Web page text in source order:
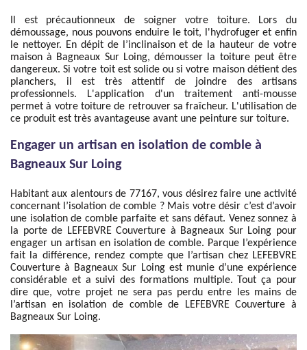
Il est précautionneux de soigner votre toiture. Lors du
démoussage, nous pouvons enduire le toit, l'hydrofuger et enfin
le nettoyer. En dépit de l’inclinaison et de la hauteur de votre
maison à Bagneaux Sur Loing, démousser la toiture peut être
dangereux. Si votre toit est solide ou si votre maison détient des
planchers, il est très attentif de joindre des artisans
professionnels. L'application d'un traitement anti-mousse
permet à votre toiture de retrouver sa fraîcheur. L'utilisation de
ce produit est très avantageuse avant une peinture sur toiture.
Engager un artisan en isolation de comble à
Bagneaux Sur Loing
Habitant aux alentours de 77167, vous désirez faire une activité
concernant l’isolation de comble ? Mais votre désir c’est d’avoir
une isolation de comble parfaite et sans défaut. Venez sonnez à
la porte de LEFEBVRE Couverture à Bagneaux Sur Loing pour
engager un artisan en isolation de comble. Parque l’expérience
fait la différence, rendez compte que l’artisan chez LEFEBVRE
Couverture à Bagneaux Sur Loing est munie d’une expérience
considérable et a suivi des formations multiple. Tout ça pour
dire que, votre projet ne sera pas perdu entre les mains de
l’artisan en isolation de comble de LEFEBVRE Couverture à
Bagneaux Sur Loing.